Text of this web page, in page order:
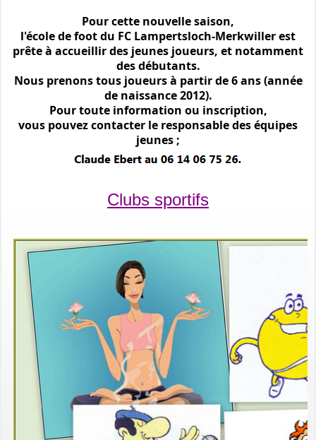
Pour cette nouvelle saison,
l'école de foot du FC Lampertsloch-Merkwiller est
prête à accueillir des jeunes joueurs, et notamment
des débutants.
Nous prenons tous joueurs à partir de 6 ans (année
de naissance 2012).
Pour toute information ou inscription,
vous pouvez contacter le responsable des équipes
jeunes ;
Clubs sportifs